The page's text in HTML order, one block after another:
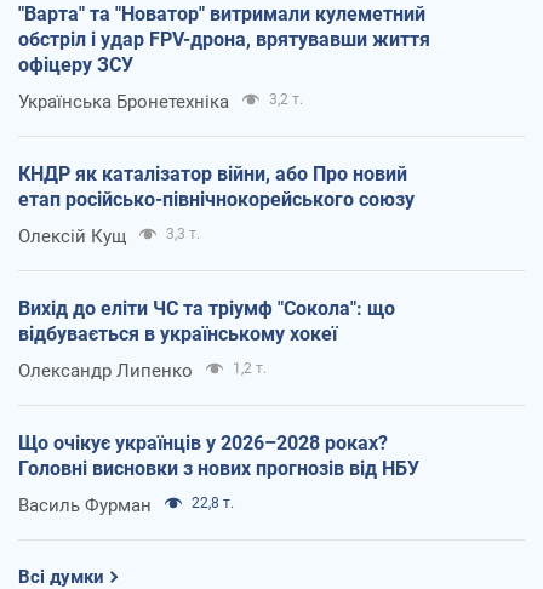
"Варта" та "Новатор" витримали кулеметний
обстріл і удар FPV-дрона, врятувавши життя
офіцеру ЗСУ
Українська Бронетехніка 3,2 т.
КНДР як каталізатор війни, або Про новий
етап російсько-північнокорейського союзу
Олексій Кущ 3,3 т.
Вихід до еліти ЧС та тріумф "Сокола": що
відбувається в українському хокеї
Олександр Липенко 1,2 т.
Що очікує українців у 2026–2028 роках?
Головні висновки з нових прогнозів від НБУ
Василь Фурман 22,8 т.
Всі думки